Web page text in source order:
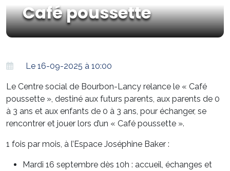
Café poussette
Le 16-09-2025 à 10:00
Le Centre social de Bourbon-Lancy relance le « Café
poussette », destiné aux futurs parents, aux parents de 0
à 3 ans et aux enfants de 0 à 3 ans, pour échanger, se
rencontrer et jouer lors d’un « Café poussette ».
1 fois par mois, à l’Espace Joséphine Baker :
Mardi 16 septembre dès 10h : accueil, échanges et